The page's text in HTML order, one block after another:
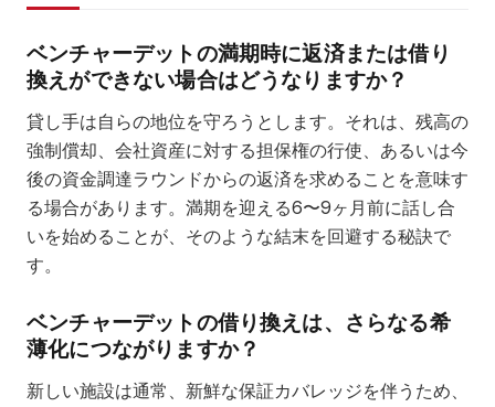
ベンチャーデットの満期時に返済または借り
換えができない場合はどうなりますか？
貸し手は自らの地位を守ろうとします。それは、残高の
強制償却、会社資産に対する担保権の行使、あるいは今
後の資金調達ラウンドからの返済を求めることを意味す
る場合があります。満期を迎える6〜9ヶ月前に話し合
いを始めることが、そのような結末を回避する秘訣で
す。
ベンチャーデットの借り換えは、さらなる希
薄化につながりますか？
新しい施設は通常、新鮮な保証カバレッジを伴うため、